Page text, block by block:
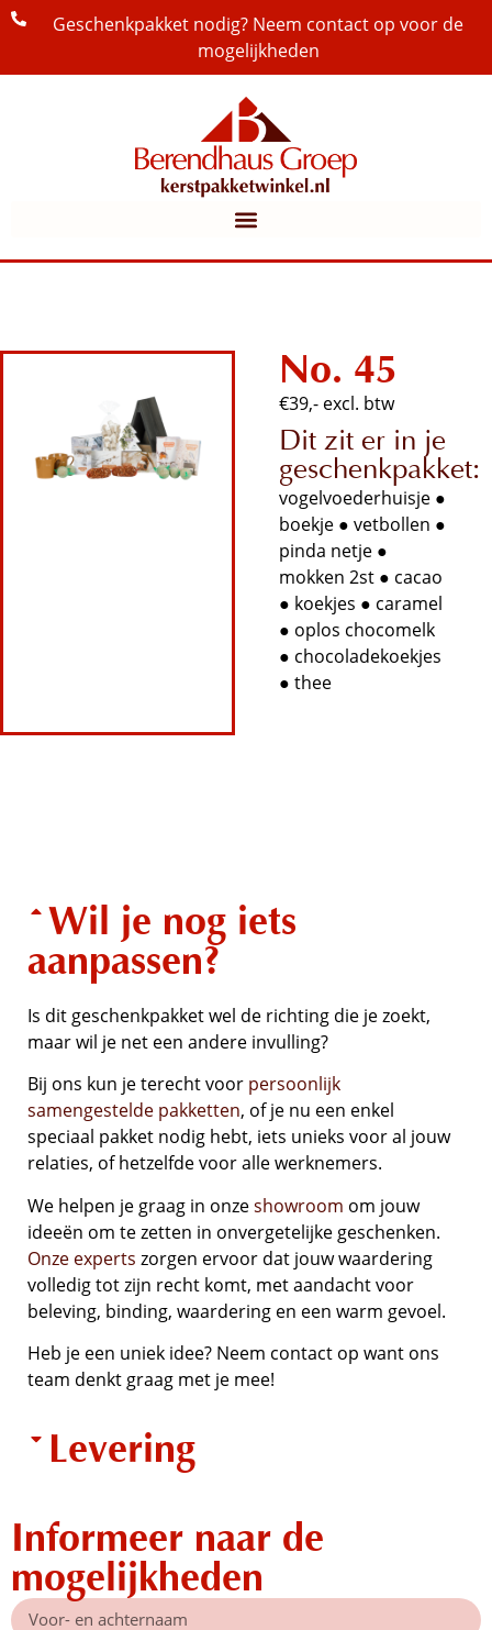
Geschenkpakket nodig? Neem contact op voor de
mogelijkheden
No. 45
€39,- excl. btw
Dit zit er in je
geschenkpakket:
vogelvoederhuisje ●
boekje ● vetbollen ●
pinda netje ●
mokken 2st ● cacao
● koekjes ● caramel
● oplos chocomelk
● chocoladekoekjes
● thee
Wil je nog iets
aanpassen?
Is dit geschenkpakket wel de richting die je zoekt,
maar wil je net een andere invulling?
Bij ons kun je terecht voor persoonlijk
samengestelde pakketten, of je nu een enkel
speciaal pakket nodig hebt, iets unieks voor al jouw
relaties, of hetzelfde voor alle werknemers.
We helpen je graag in onzeshowroom om jouw
ideeën om te zetten in onvergetelijke geschenken.
Onze experts zorgen ervoor dat jouw waardering
volledig tot zijn recht komt, met aandacht voor
beleving, binding, waardering en een warm gevoel.
Heb je een uniek idee? Neem contact op want ons
team denkt graag met je mee!
Levering
Informeer naar de
mogelijkheden